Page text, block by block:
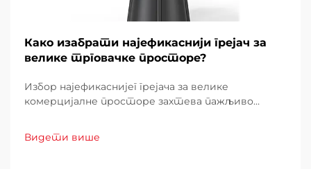
Како изабрати најефикаснији грејач за
велике трговачке просторе?
Избор најефикаснијег грејача за велике
комерцијалне просторе захтева пажљиво
купаца и потрошњу енергије. Лош избор може
Видети више